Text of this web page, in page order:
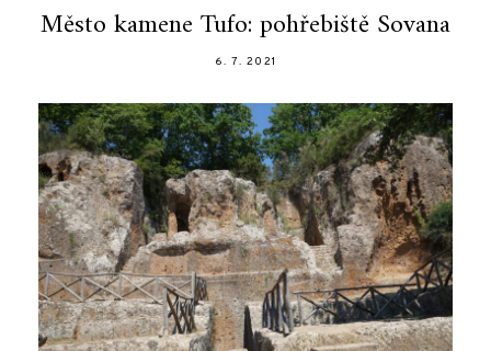
Město kamene Tufo: pohřebiště Sovana
6. 7. 2021